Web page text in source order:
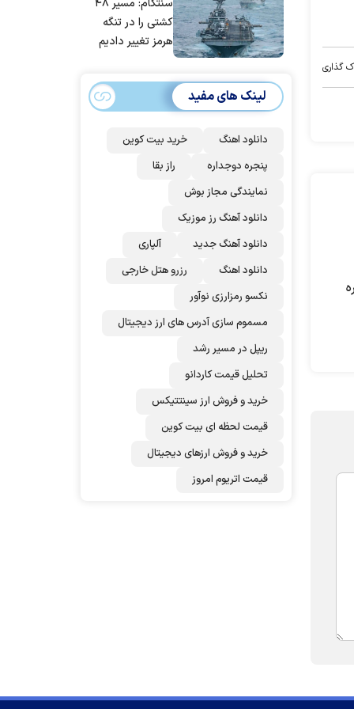
گذاری
مردم ایران استسنتکام: مسیر ۴۸
کشتی را در تنگه
هرمز تغییر دادیم
لینک های مفید
دانلود اهنگ
خرید بیت کوین
پنجره دوجداره
راز بقا
نمایندگی مجاز بوش
دانلود آهنگ رز‌ موزیک
دانلود آهنگ جدید
آلپاری
دانلود اهنگ
رزرو هتل خارجی
نکسو رمزارزی نوآور
مسموم سازی آدرس های ارز دیجیتال
ریپل در مسیر رشد
تحلیل قیمت کاردانو
خرید و فروش ارز سینتتیکس
قیمت لحظه ای بیت کوین
خرید و فروش ارزهای دیجیتال
قیمت اتریوم امروز